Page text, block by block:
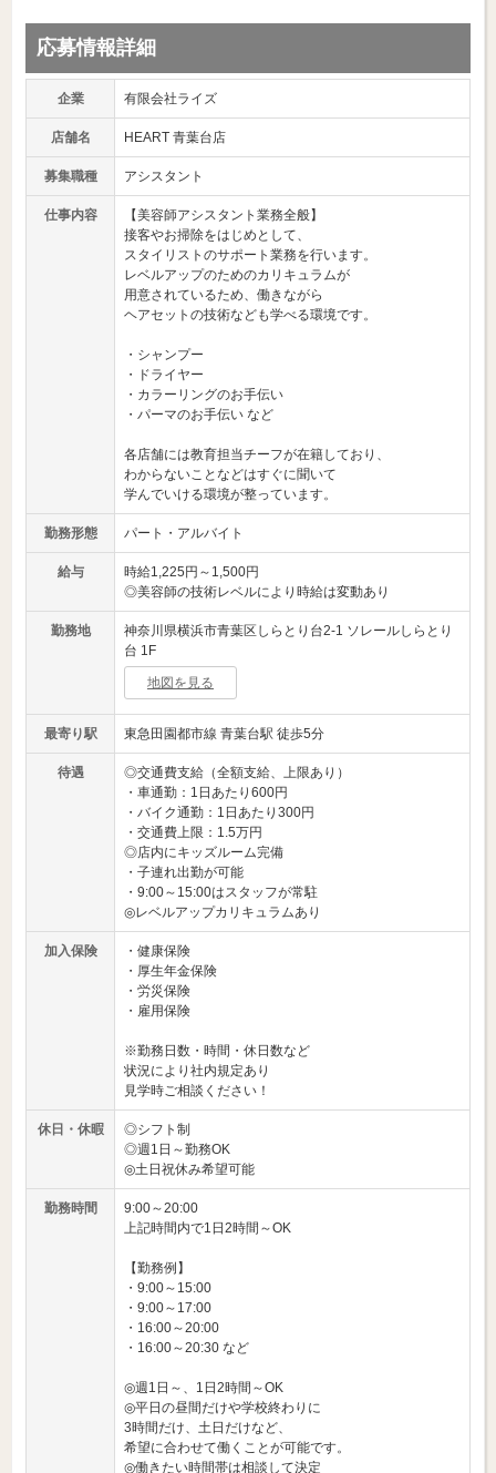
応募情報詳細
企業 有限会社ライズ
店舗名 HEART 青葉台店
募集職種 アシスタント
仕事内容
【美容師アシスタント業務全般】
接客やお掃除をはじめとして、
スタイリストのサポート業務を行います。
レベルアップのためのカリキュラムが
用意されているため、働きながら
ヘアセットの技術なども学べる環境です。
・シャンプー
・ドライヤー
・カラーリングのお手伝い
・パーマのお手伝い など
各店舗には教育担当チーフが在籍しており、
わからないことなどはすぐに聞いて
学んでいける環境が整っています。
勤務形態 パート・アルバイト
給与
時給1,225円～1,500円
◎美容師の技術レベルにより時給は変動あり
勤務地
神奈川県横浜市青葉区しらとり台2-1 ソレールしらとり
台 1F
地図を見る
最寄り駅 東急田園都市線 青葉台駅 徒歩5分
待遇
◎交通費支給（全額支給、上限あり）
・車通勤：1日あたり600円
・バイク通勤：1日あたり300円
・交通費上限：1.5万円
◎店内にキッズルーム完備
・子連れ出勤が可能
・9:00～15:00はスタッフが常駐
◎レベルアップカリキュラムあり
加入保険
・健康保険
・厚生年金保険
・労災保険
・雇用保険
※勤務日数・時間・休日数など
状況により社内規定あり
見学時ご相談ください！
休日・休暇
◎シフト制
◎週1日～勤務OK
◎土日祝休み希望可能
勤務時間
9:00～20:00
上記時間内で1日2時間～OK
【勤務例】
・9:00～15:00
・9:00～17:00
・16:00～20:00
・16:00～20:30 など
◎週1日～、1日2時間～OK
◎平日の昼間だけや学校終わりに
3時間だけ、土日だけなど、
希望に合わせて働くことが可能です。
◎働きたい時間帯は相談して決定